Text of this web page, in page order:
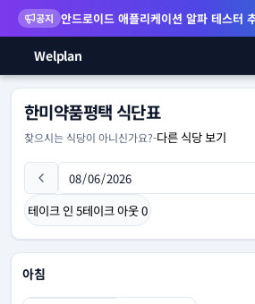
공지 안드로이드 애플리케이션 알파 테스터
Welplan
한미약품평택 식단표
찾으시는 식당이 아니신가요?-다른 식당 보기
테이크 인 5테이크 아웃0
아침